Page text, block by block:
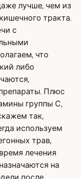
лучше, чем из
тракта.
с
что
либо
Плюс
группы С,
так,
используем
трав,
лечения
на